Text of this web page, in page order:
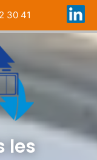
30 41
les